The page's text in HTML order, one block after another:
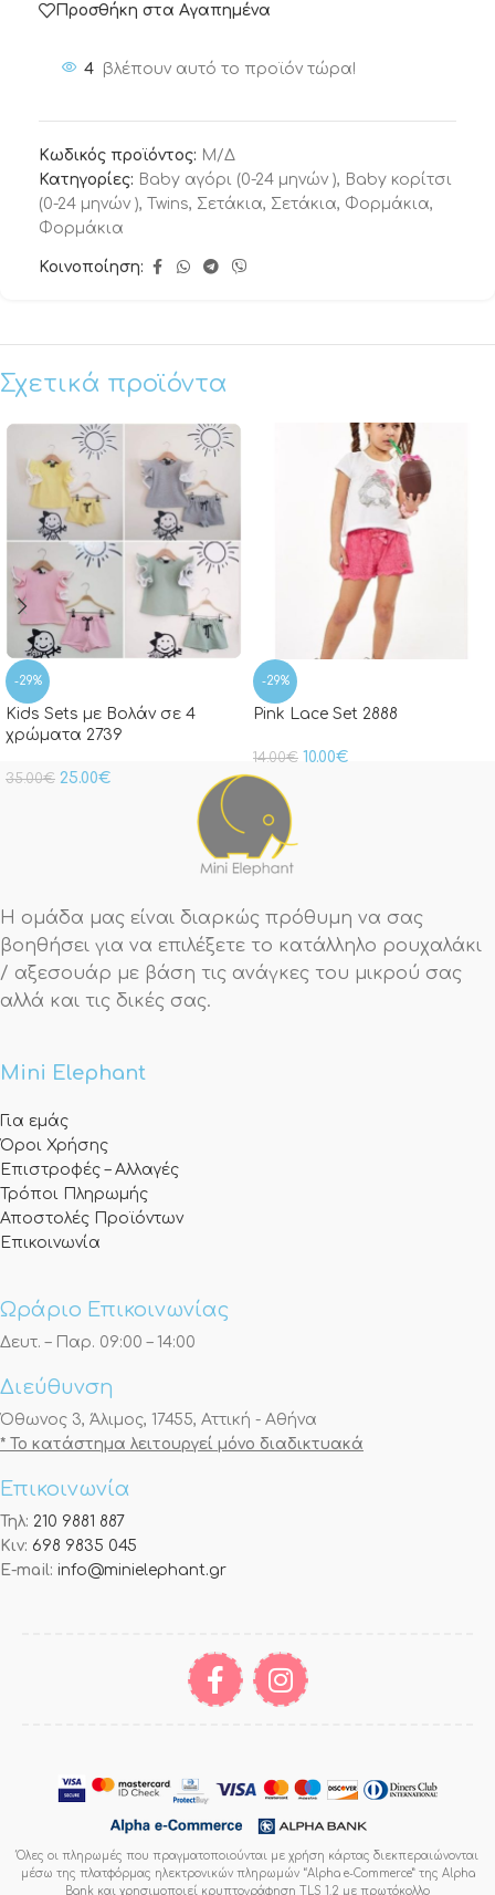
Προσθήκη στα Αγαπημένα
4 βλέπουν αυτό το προϊόν τώρα!
Κωδικός προϊόντος: Μ/Δ
Κατηγορίες: Baby αγόρι (0-24 μηνών ), Baby κορίτσι
(0-24 μηνών ), Twins, Σετάκια, Σετάκια, Φορμάκια,
Φορμάκια
Κοινοποίηση:
Σχετικά προϊόντα
-29%
Kids Sets με Βολάν σε 4
χρώματα 2739
35.00€ 25.00€
-29%
Pink Lace Set 2888
14.00€ 10.00€
Η ομάδα μας είναι διαρκώς πρόθυμη να σας
βοηθήσει για να επιλέξετε το κατάλληλο ρουχαλάκι
/ αξεσουάρ με βάση τις ανάγκες του μικρού σας
αλλά και τις δικές σας.
Mini Elephant
Για εμάς
Όροι Χρήσης
Επιστροφές – Αλλαγές
Τρόποι Πληρωμής
Αποστολές Προϊόντων
Επικοινωνία
Ωράριο Επικοινωνίας
Δευτ. – Παρ. 09:00 – 14:00
Διεύθυνση
Όθωνος 3, Άλιμος, 17455, Αττική - Αθήνα
* Το κατάστημα λειτουργεί μόνο διαδικτυακά
Επικοινωνία
Τηλ: 210 9881 887
Κιν: 698 9835 045
E-mail: info@minielephant.gr
Όλες οι πληρωμές που πραγματοποιούνται με χρήση κάρτας διεκπεραιώνονται
μέσω της πλατφόρμας ηλεκτρονικών πληρωμών “Alpha e-Commerce” της Alpha
Bank και χρησιμοποιεί κρυπτογράφηση TLS 1.2 με πρωτόκολλο